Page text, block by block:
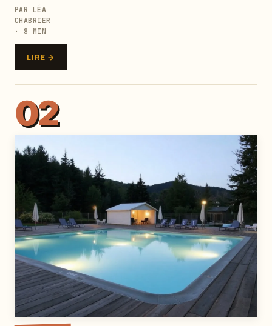
PAR LÉA
CHABRIER
· 8 MIN
LIRE →
02